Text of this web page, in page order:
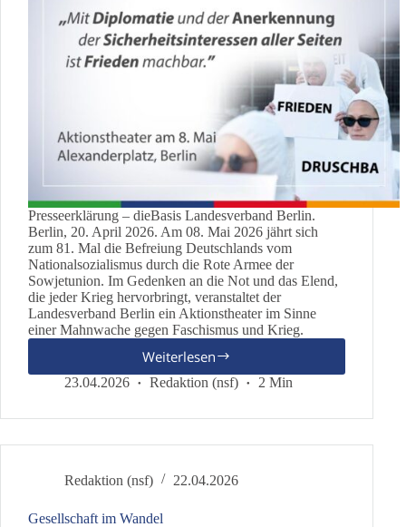
Presseerklärung – dieBasis Landesverband Berlin.
Berlin, 20. April 2026. Am 08. Mai 2026 jährt sich
zum 81. Mal die Befreiung Deutschlands vom
Nationalsozialismus durch die Rote Armee der
Sowjetunion. Im Gedenken an die Not und das Elend,
die jeder Krieg hervorbringt, veranstaltet der
Landesverband Berlin ein Aktionstheater im Sinne
einer Mahnwache gegen Faschismus und Krieg.
Weiterlesen
Frieden
mit
23.04.2026 Redaktion (nsf) 2 Min
Redaktion (nsf) 22.04.2026
Gesellschaft im Wandel